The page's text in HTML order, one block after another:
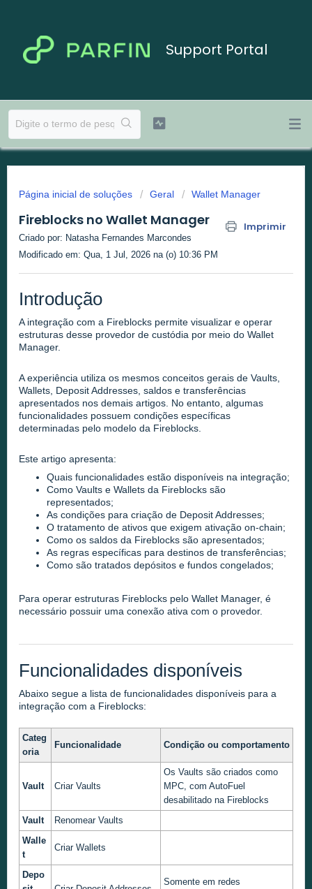
Support Portal
Página inicial de soluções Geral Wallet Manager
Fireblocks no Wallet Manager Imprimir
Criado por: Natasha Fernandes Marcondes
Modificado em: Qua, 1 Jul, 2026 na (o) 10:36 PM
Introdução
A integração com a Fireblocks permite visualizar e operar
estruturas desse provedor de custódia por meio do Wallet
Manager.
A experiência utiliza os mesmos conceitos gerais de Vaults,
Wallets, Deposit Addresses, saldos e transferências
apresentados nos demais artigos. No entanto, algumas
funcionalidades possuem condições específicas
determinadas pelo modelo da Fireblocks.
Este artigo apresenta:
Quais funcionalidades estão disponíveis na integração;
Como Vaults e Wallets da Fireblocks são
representados;
As condições para criação de Deposit Addresses;
O tratamento de ativos que exigem ativação on-chain;
Como os saldos da Fireblocks são apresentados;
As regras específicas para destinos de transferências;
Como são tratados depósitos e fundos congelados;
Para operar estruturas Fireblocks pelo Wallet Manager, é
necessário possuir uma conexão ativa com o provedor.
Funcionalidades disponíveis
Abaixo segue a lista de funcionalidades disponíveis para a
integração com a Fireblocks:
Categ
oria
Funcionalidade Condição ou comportamento
Vault Criar Vaults
Os Vaults são criados como
MPC, com AutoFuel
desabilitado na Fireblocks
Vault
Renomear Vaults
Walle
t
Criar Wallets
Depo
Somente em redes